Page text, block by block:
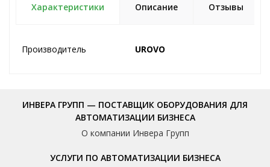
Характеристики Описание Отзывы
Производитель UROVO
ИНВЕРА ГРУПП — ПОСТАВЩИК ОБОРУДОВАНИЯ ДЛЯ
АВТОМАТИЗАЦИИ БИЗНЕСА
О компании Инвера Групп
УСЛУГИ ПО АВТОМАТИЗАЦИИ БИЗНЕСА